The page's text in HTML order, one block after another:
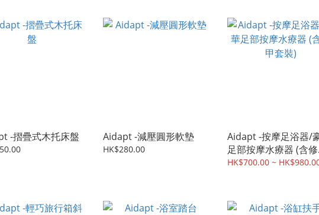
-摺疊式木托床盤 Aidapt -減壓圓形軟墊
HK$280.00
Aidapt -按摩足浴器/
足部按摩水療器 (含修
套裝)
HK$700.00 ~